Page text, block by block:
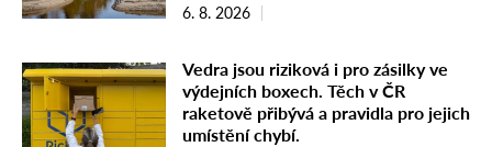
6. 8. 2026
Vedra jsou riziková i pro zásilky ve
výdejních boxech. Těch v ČR
raketově přibývá a pravidla pro jejich
umístění chybí.